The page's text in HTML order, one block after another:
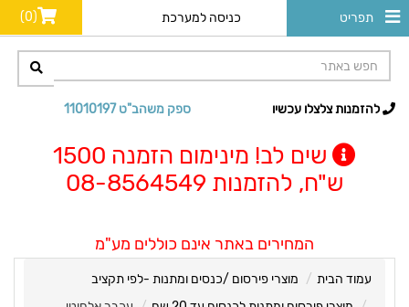
תפריט כניסה למערכת (0)
ספק משהב"ט 11010197 להזמנות צלצלו עכשיו
שים לב! מינימום הזמנה 1500
ש"ח, להזמנות 08-8564549
המחירים באתר אינם כוללים מע"מ
עמוד הבית
מוצרי פירסום /כנסים ומתנות -לפי תקציב